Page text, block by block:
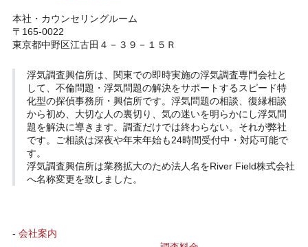
本社・カウンセリングルーム
〒165-0022
東京都中野区江古田４－３９－１５Ｒ
浮気調査興信所は、関東での即時実施の浮気調査専門会社と
して、不倫問題・浮気問題の解決をサポートするスピード特
化型の探偵事務所・興信所です。浮気問題の相談、復縁相談
から初め、大切な人の裏切り、気の迷いを明らかにし浮気問
題を解決に導きます。調査だけでは終わらない。それが弊社
です。ご相談は深夜や年末年始も24時間受付中・対応可能で
す。
浮気調査興信所は業務拡大のため法人名をRiver Field株式会社
へ名称変更を致しました。
- 会社案内